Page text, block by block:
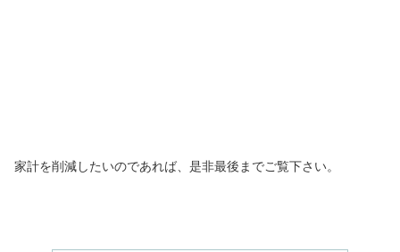
家計を削減したいのであれば、是非最後までご覧下さい。